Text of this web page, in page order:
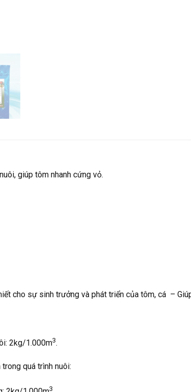
giúp tôm nhanh cứng vỏ.
cho sự sinh trưởng và phát triển của tôm, cá –
2kg/1.000m3.
quá trình nuôi:
3